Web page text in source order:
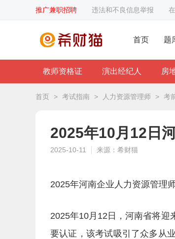
推广兼职招聘 违法和不良信息举报
首页 题
教师资格证 演出经纪人 房
首页 > 考试指南 > 人力资源管理师 > 考
2025年10月12日
2025-10-11 来源：希财猫
2025年河南企业人力资源管理
2025年10月12日，河南省将迎
要认证，该考试吸引了众多从